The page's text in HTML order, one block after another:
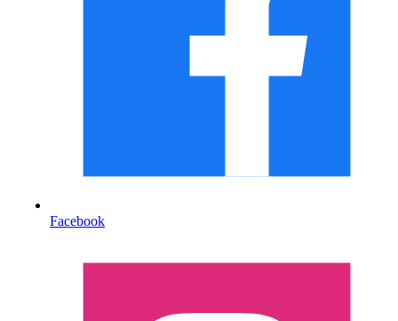
Facebook